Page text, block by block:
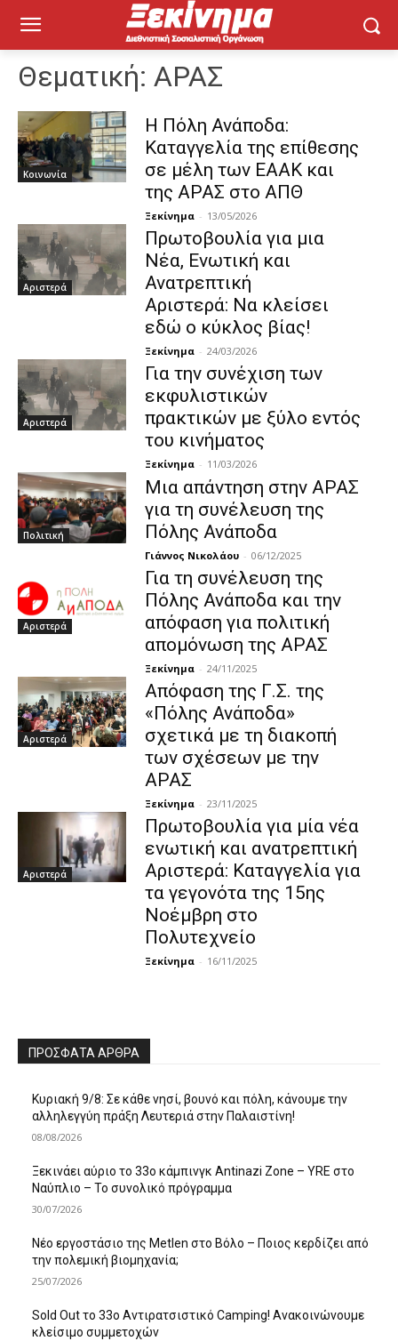
Θεματική: ΑΡΑΣ
Κοινωνία
Η Πόλη Ανάποδα:
Καταγγελία της επίθεσης
σε μέλη των ΕΑΑΚ και
της ΑΡΑΣ στο ΑΠΘ
Ξεκίνημα - 13/05/2026
Αριστερά
Πρωτοβουλία για μια
Νέα, Ενωτική και
Ανατρεπτική
Αριστερά: Να κλείσει
εδώ ο κύκλος βίας!
Ξεκίνημα - 24/03/2026
Αριστερά
Για την συνέχιση των
εκφυλιστικών
πρακτικών με ξύλο εντός
του κινήματος
Ξεκίνημα - 11/03/2026
Πολιτική
Μια απάντηση στην ΑΡΑΣ
για τη συνέλευση της
Πόλης Ανάποδα
Γιάννος Νικολάου - 06/12/2025
Αριστερά
Για τη συνέλευση της
Πόλης Ανάποδα και την
απόφαση για πολιτική
απομόνωση της ΑΡΑΣ
Ξεκίνημα - 24/11/2025
Αριστερά
Απόφαση της Γ.Σ. της
«Πόλης Ανάποδα»
σχετικά με τη διακοπή
των σχέσεων με την
ΑΡΑΣ
Ξεκίνημα - 23/11/2025
Αριστερά
Πρωτοβουλία για μία νέα
ενωτική και ανατρεπτική
Αριστερά: Καταγγελία για
τα γεγονότα της 15ης
Νοέμβρη στο
Πολυτεχνείο
Ξεκίνημα - 16/11/2025
ΠΡΌΣΦΑΤΑ ΆΡΘΡΑ
Κυριακή 9/8: Σε κάθε νησί, βουνό και πόλη, κάνουμε την
αλληλεγγύη πράξη Λευτεριά στην Παλαιστίνη!
08/08/2026
Ξεκινάει αύριο το 33ο κάμπινγκ Antinazi Zone – YRE στο
Ναύπλιο – Το συνολικό πρόγραμμα
30/07/2026
Νέο εργοστάσιο της Metlen στο Βόλο – Ποιος κερδίζει από
την πολεμική βιομηχανία;
25/07/2026
Sold Out το 33ο Αντιρατσιστικό Camping! Ανακοινώνουμε
κλείσιμο συμμετοχών